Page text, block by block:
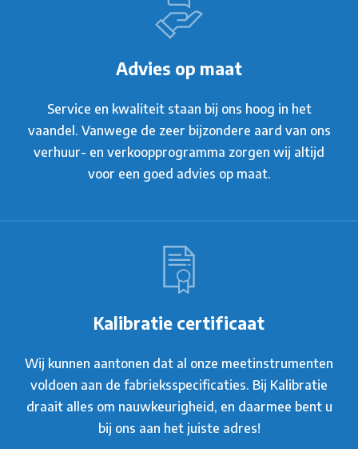
Advies op maat
Service en kwaliteit staan bij ons hoog in het
vaandel. Vanwege de zeer bijzondere aard van ons
verhuur- en verkoopprogramma zorgen wij altijd
voor een goed advies op maat.
Kalibratie certificaat
Wij kunnen aantonen dat al onze meetinstrumenten
voldoen aan de fabrieksspecificaties. Bij Kalibratie
draait alles om nauwkeurigheid, en daarmee bent u
bij ons aan het juiste adres!